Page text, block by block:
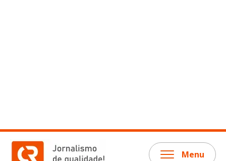
Menu